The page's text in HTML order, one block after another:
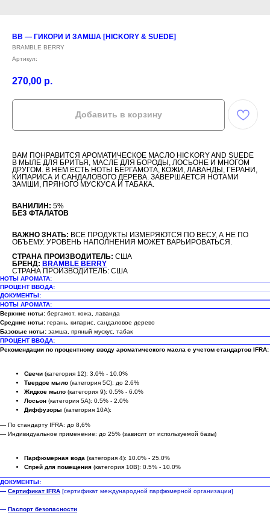
BB — ГИКОРИ И ЗАМША [HICKORY & SUEDE]
BRAMBLE BERRY
Артикул:
270,00 р.
Добавить в корзину
ВАМ ПОНРАВИТСЯ АРОМАТИЧЕСКОЕ МАСЛО HICKORY AND SUEDE
В МЫЛЕ ДЛЯ БРИТЬЯ, МАСЛЕ ДЛЯ БОРОДЫ, ЛОСЬОНЕ И МНОГОМ
ДРУГОМ. В НЕМ ЕСТЬ НОТЫ БЕРГАМОТА, КОЖИ, ЛАВАНДЫ, ГЕРАНИ,
КИПАРИСА И САНДАЛОВОГО ДЕРЕВА. ЗАВЕРШАЕТСЯ НОТАМИ
ЗАМШИ, ПРЯНОГО МУСКУСА И ТАБАКА.
ВАНИЛИН: 5%
БЕЗ ФТАЛАТОВ
ВАЖНО ЗНАТЬ: ВСЕ ПРОДУКТЫ ИЗМЕРЯЮТСЯ ПО ВЕСУ, А НЕ ПО
ОБЪЕМУ. УРОВЕНЬ НАПОЛНЕНИЯ МОЖЕТ ВАРЬИРОВАТЬСЯ.
СТРАНА ПРОИЗВОДИТЕЛЬ: США
БРЕНД: BRAMBLE BERRY
СТРАНА ПРОИЗВОДИТЕЛЬ: США
НОТЫ АРОМАТА:
ПРОЦЕНТ ВВОДА:
ДОКУМЕНТЫ:
НОТЫ АРОМАТА:
Верхние ноты: бергамот, кожа, лаванда
Средние ноты: герань, кипарис, сандаловое дерево
Базовые ноты: замша, пряный мускус, табак
ПРОЦЕНТ ВВОДА:
Рекомендации по процентному вводу ароматического масла с учетом стандартов IFRA:
Свечи (категория 12): 3.0% - 10.0%
Твердое мыло (категория 5C): до 2.6%
Жидкое мыло (категория 9): 0.5% - 6.0%
Лосьон (категория 5A): 0.5% - 2.0%
Диффузоры (категория 10A):
— По стандарту IFRA: до 8,6%
— Индивидуальное применение: до 25% (зависит от используемой базы)
Парфюмерная вода (категория 4): 10.0% - 25.0%
Спрей для помещения (категория 10B): 0.5% - 10.0%
ДОКУМЕНТЫ:
— Сертификат IFRA [сертификат международной парфюмерной организации]
— Паспорт безопасности